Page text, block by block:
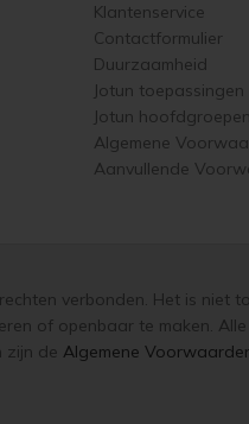
Klantenservice
Contactformulier
Duurzaamheid
Jotun toepassingen
Jotun hoofdgroepen
Algemene
Aanvullende
verbonden. Het is niet
of openbaar te maken.
zijn de Algemene